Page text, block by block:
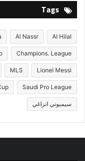
Tags
Al Hilal
Al Nassr
Champions. League
Lionel Messi
MLS
Saudi Pro League
سيميوني انزاغي